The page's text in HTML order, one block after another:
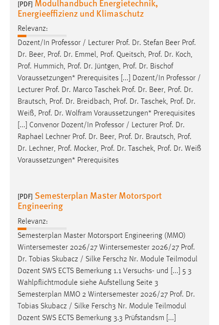
[PDF] Modulhandbuch Energietechnik,
Energieeffizienz und Klimaschutz
Relevanz:
Dozent/In Professor / Lecturer Prof. Dr. Stefan Beer Prof.
Dr. Beer, Prof. Dr. Emmel, Prof. Queitsch, Prof. Dr. Koch,
Prof. Hummich, Prof. Dr. Jüntgen, Prof. Dr. Bischof
Voraussetzungen* Prerequisites [...] Dozent/In Professor /
Lecturer Prof. Dr. Marco Taschek Prof. Dr. Beer, Prof. Dr.
Brautsch, Prof. Dr. Breidbach, Prof. Dr. Taschek, Prof. Dr.
Weiß, Prof. Dr. Wolfram Voraussetzungen* Prerequisites
[...] Convenor Dozent/In Professor / Lecturer Prof. Dr.
Raphael Lechner Prof. Dr. Beer, Prof. Dr. Brautsch, Prof.
Dr. Lechner, Prof. Mocker, Prof. Dr. Taschek, Prof. Dr. Weiß
Voraussetzungen* Prerequisites
[PDF] Semesterplan Master Motorsport
Engineering
Relevanz:
Semesterplan Master Motorsport Engineering (MMO)
Wintersemester 2026/27 Wintersemester 2026/27 Prof.
Dr. Tobias Skubacz / Silke Fersch2 Nr. Module Teilmodul
Dozent SWS ECTS Bemerkung 1.1 Versuchs- und [...] 5 3
Wahlpflichtmodule siehe Aufstellung Seite 3
Semesterplan MMO 2 Wintersemester 2026/27 Prof. Dr.
Tobias Skubacz / Silke Fersch3 Nr. Module Teilmodul
Dozent SWS ECTS Bemerkung 3.3 Prüfstandsm [...]